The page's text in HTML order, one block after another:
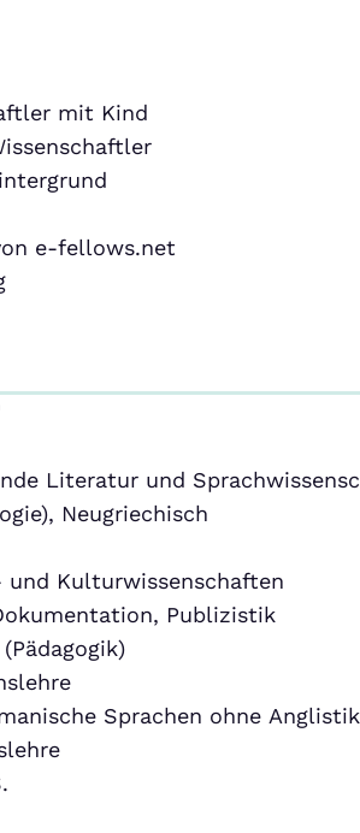
mit Kind
e-fellows.net
Literatur und
Neugriechisch
und Kulturwissenschaften
Publizistik
Sprachen ohne